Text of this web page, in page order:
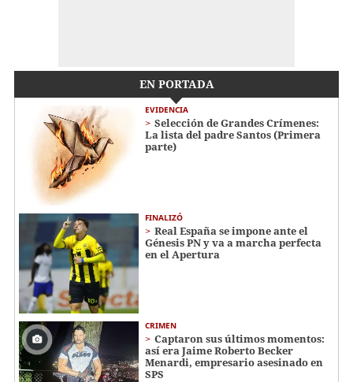
EN PORTADA
EVIDENCIA
Selección de Grandes Crímenes:
La lista del padre Santos (Primera
parte)
FINALIZÓ
Real España se impone ante el
Génesis PN y va a marcha perfecta
en el Apertura
CRIMEN
Captaron sus últimos momentos:
así era Jaime Roberto Becker
Menardi​​​, empresario asesinado en
SPS